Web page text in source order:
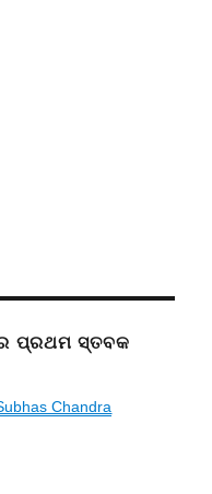
ପ୍ରଥମ ସ୍ତବକ
Chandra